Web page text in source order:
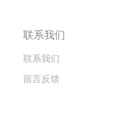
联系我们
联系我们
留言反馈